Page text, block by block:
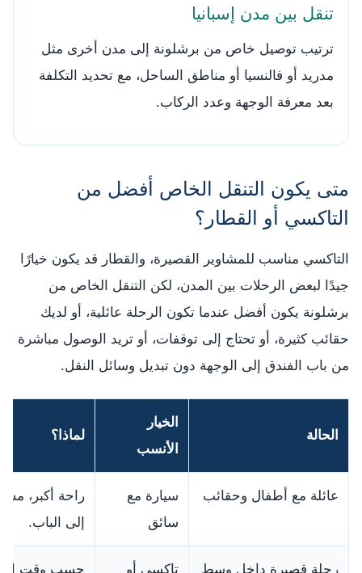
تنقل بين مدن إسبانيا
ترتيب توصيل خاص من برشلونة إلى مدن أخرى مثل
مدريد أو فالنسيا أو مناطق الساحل، مع تحديد التكلفة
بعد معرفة الوجهة وعدد الركاب.
متى يكون التنقل الخاص أفضل من
التاكسي أو القطار؟
التاكسي مناسب للمشاوير القصيرة، والقطار قد يكون خيارًا
جيدًا لبعض الرحلات بين المدن، لكن التنقل الخاص من
برشلونة يكون أفضل عندما تكون الرحلة عائلية، أو لديك
حقائب كثيرة، أو تحتاج إلى توقفات، أو تريد الوصول مباشرة
من باب الفندق إلى الوجهة دون تبديل وسائل النقل.
الحالة
الخيار
الأنسب
لماذا؟
عائلة مع أطفال وحقائب
سيارة مع
سائق
راحة أكبر،
إلى الباب.
رحلة قصيرة داخل وسط تاكسي أو حسب وقت